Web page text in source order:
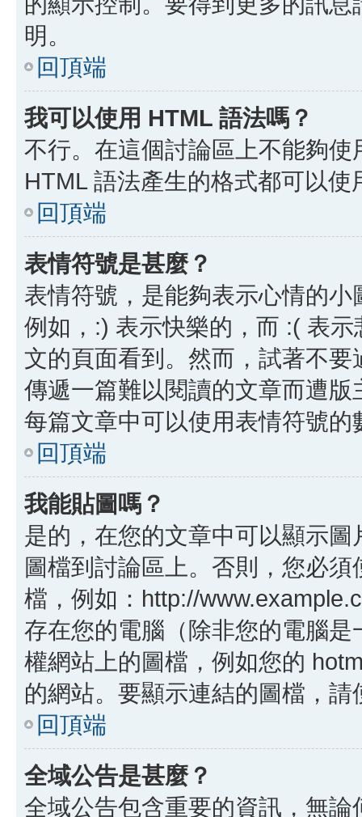
明。
回頂端
我可以使用 HTML 語法嗎？
不行。在這個討論區上不能夠
HTML 語法產生的格式都可以
回頂端
表情符號是甚麼？
表情符號，是能夠表示心情的
例如，:) 表示快樂的，而 :( 表
文的頁面看到。然而，試著不
傳遞一篇難以閱讀的文章而遭
每篇文章中可以使用表情符號的
回頂端
我能貼圖嗎？
是的，在您的文章中可以顯示
圖檔到討論區上。否則，您必
檔，例如：http://
存在您的電腦（除非您的電腦
權網站上的圖檔，例如您的
的網站。要顯示連結的圖檔，
回頂端
全域公告是甚麼？
全域公告包含重要的資訊，無